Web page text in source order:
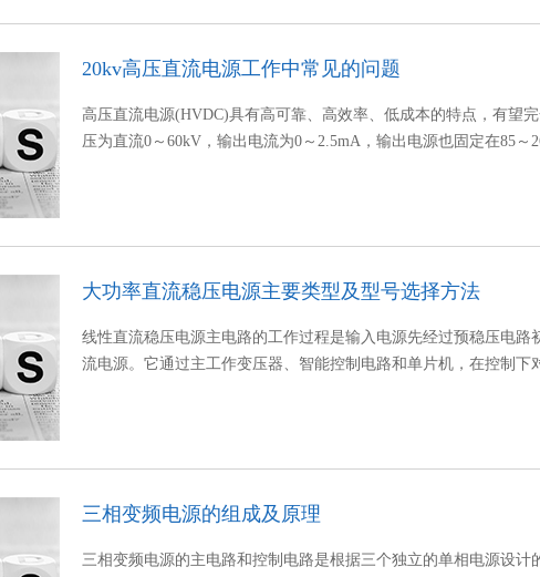
20kv高压直流电源工作中常见的问题
高压直流电源(HVDC)具有高可靠、高效率、低成本的特点，有望
压为直流0～60kV，输出电流为0～2.5mA，输出电源也固定在85～
大功率直流稳压电源主要类型及型号选择方法
线性直流稳压电源主电路的工作过程是输入电源先经过预稳压电
流电源。它通过主工作变压器、智能控制电路和单片机，在控制
三相变频电源的组成及原理
三相变频电源的主电路和控制电路是根据三个独立的单相电源设